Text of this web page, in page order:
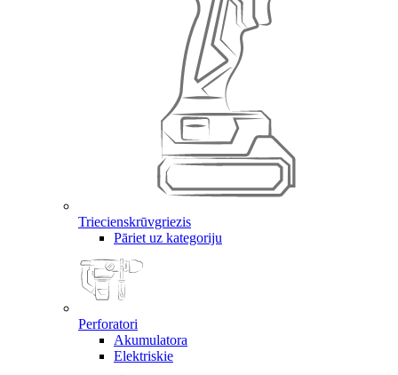
Triecienskrūvgriezis
Pāriet uz kategoriju
Perforatori
Akumulatora
Elektriskie